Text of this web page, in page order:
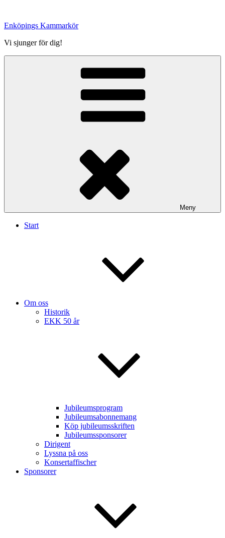
innehåll
Enköpings Kammarkör
Vi sjunger för dig!
Meny
Start
Om oss
Historik
EKK 50 år
Jubileumsprogram
Jubileumsabonnemang
Köp jubileumsskriften
Jubileumssponsorer
Dirigent
Lyssna på oss
Konsertaffischer
Sponsorer